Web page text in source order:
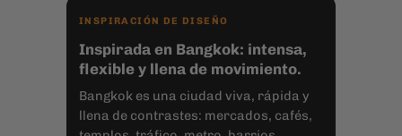
creativos y movimiento a toda hora.
Esa energía inspira una mochila
liviana y flexible, pensada para
adaptarse al ritmo del día sin verse
demasiado formal.
Para moverte con libertad, llevar lo